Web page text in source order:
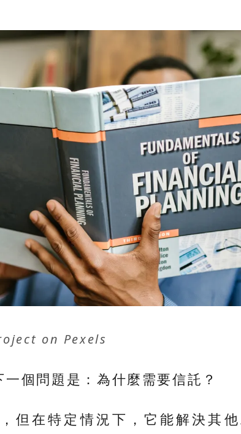
on Pexels
個問題是：為什麼需要信託？
但在特定情況下，它能解決其